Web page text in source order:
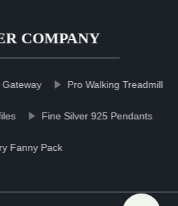
COMPANY
Gateway Pro Walking Treadmill
Fine Silver 925 Pendants
Fanny Pack